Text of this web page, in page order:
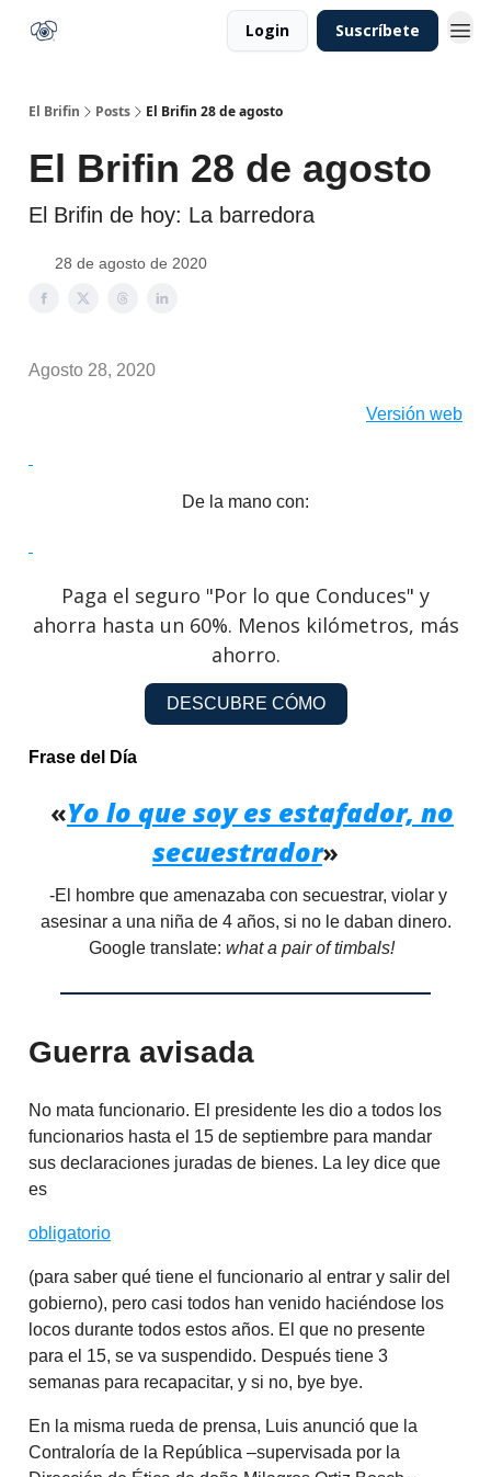
Login Suscríbete
El Brifin Posts El Brifin 28 de agosto
El Brifin 28 de agosto
El Brifin de hoy: La barredora
28 de agosto de 2020
Agosto 28, 2020
Versión web
De la mano con:
Paga el seguro "Por lo que Conduces" y
ahorra hasta un 60%. Menos kilómetros, más
ahorro.
DESCUBRE CÓMO
Frase del Día
«Yo lo que soy es estafador, no
secuestrador»
-El hombre que amenazaba con secuestrar, violar y
asesinar a una niña de 4 años, si no le daban dinero.
Google translate: what a pair of timbals!
Guerra avisada
No mata funcionario. El presidente les dio a todos los
funcionarios hasta el 15 de septiembre para mandar
sus declaraciones juradas de bienes. La ley dice que
es
obligatorio
(para saber qué tiene el funcionario al entrar y salir del
gobierno), pero casi todos han venido haciéndose los
locos durante todos estos años. El que no presente
para el 15, se va suspendido. Después tiene 3
semanas para recapacitar, y si no, bye bye.
En la misma rueda de prensa, Luis anunció que la
Contraloría de la República –supervisada por la